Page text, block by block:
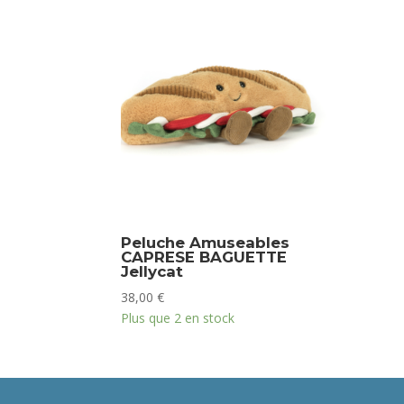
Peluche Amuseables
CAPRESE BAGUETTE
Jellycat
38,00€
Plus que 2 en stock